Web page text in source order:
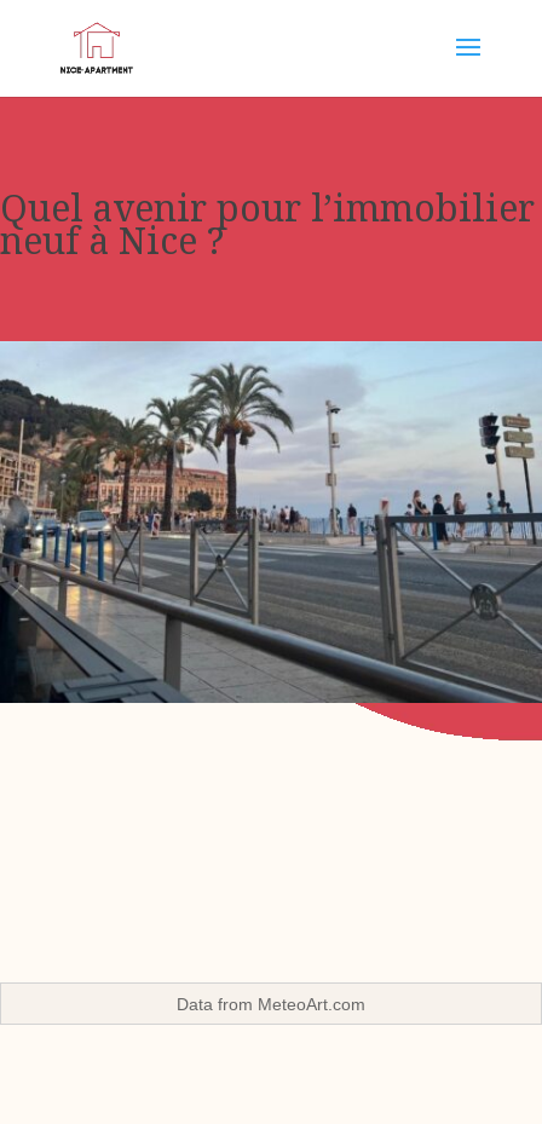
Quel avenir pour l’immobilier
neuf à Nice ?
Data from MeteoArt.com